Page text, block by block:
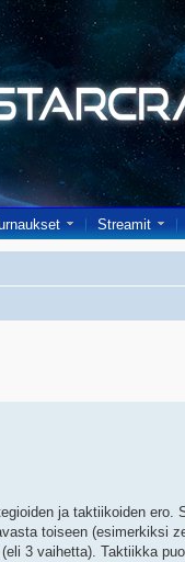
Streamit
ja taktiikoiden ero.
toiseen (esimerkiksi
3 vaihetta). Taktiikka